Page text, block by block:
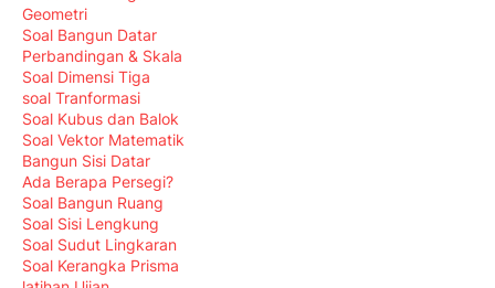
Geometri
Soal Bangun Datar
Perbandingan & Skala
Soal Dimensi Tiga
soal Tranformasi
Soal Kubus dan Balok
Soal Vektor Matematik
Bangun Sisi Datar
Ada Berapa Persegi?
Soal Bangun Ruang
Soal Sisi Lengkung
Soal Sudut Lingkaran
Soal Kerangka Prisma